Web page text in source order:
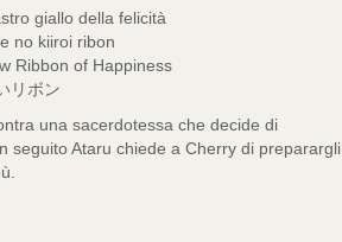
giallo della felicità
no kiiroi ribon
Ribbon of Happiness
リボン
una sacerdotessa che decide di
seguito Ataru chiede a Cherry di preparargli